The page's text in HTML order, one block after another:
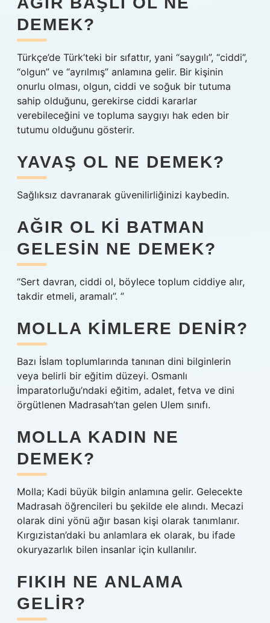
DEMEK?
Türkçe’de Türk’teki bir sıfattır, yani “saygılı”, “ciddi”,
“olgun” ve “ayrılmış” anlamına gelir. Bir kişinin
onurlu olması, olgun, ciddi ve soğuk bir tutuma
sahip olduğunu, gerekirse ciddi kararlar
verebileceğini ve topluma saygıyı hak eden bir
tutumu olduğunu gösterir.
YAVAŞ OL NE DEMEK?
Sağlıksız davranarak güvenilirliğinizi kaybedin.
AĞIR OL KI BATMAN
GELESIN NE DEMEK?
“Sert davran, ciddi ol, böylece toplum ciddiye alır,
takdir etmeli, aramalı”. ”
MOLLA KIMLERE DENIR?
Bazı İslam toplumlarında tanınan dini bilginlerin
veya belirli bir eğitim düzeyi. Osmanlı
İmparatorluğu’ndaki eğitim, adalet, fetva ve dini
örgütlenen Madrasah’tan gelen Ulem sınıfı.
MOLLA KADIN NE
DEMEK?
Molla; Kadi büyük bilgin anlamına gelir. Gelecekte
Madrasah öğrencileri bu şekilde ele alındı. Mecazi
olarak dini yönü ağır basan kişi olarak tanımlanır.
Kırgızistan’daki bu anlamlara ek olarak, bu ifade
okuryazarlık bilen insanlar için kullanılır.
FIKIH NE ANLAMA
GELIR?